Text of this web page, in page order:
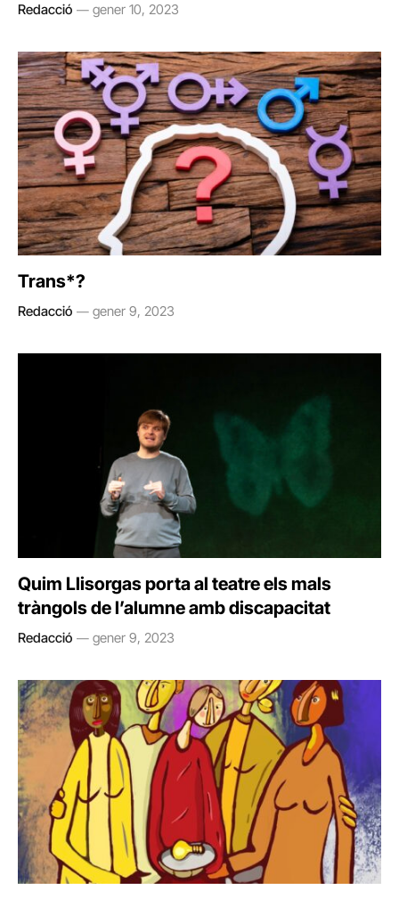
Redacció gener 10, 2023
Trans*?
Redacció gener 9, 2023
Quim Llisorgas porta al teatre els mals
tràngols de l’alumne amb discapacitat
Redacció gener 9, 2023